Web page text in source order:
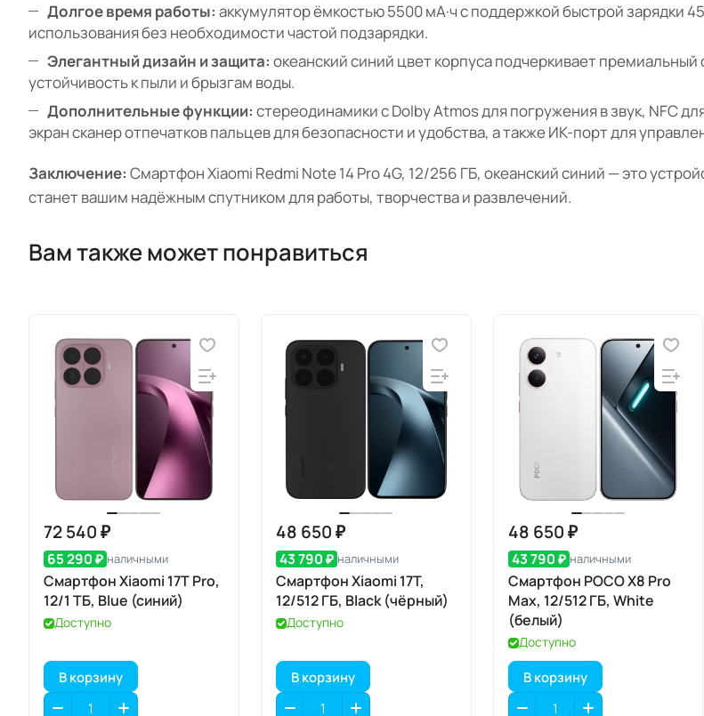
Долгое время работы: аккумулятор ёмкостью 5500 мА·ч с поддержкой быстрой зарядки
использования без необходимости частой подзарядки.
Элегантный дизайн и защита: океанский синий цвет корпуса подчеркивает
устойчивость к пыли и брызгам воды.
Дополнительные функции: стереодинамики с Dolby Atmos для погружения в звук, NFC
экран сканер отпечатков пальцев для безопасности и удобства, а также ИК-порт для
Заключение: Смартфон Xiaomi Redmi Note 14 Pro 4G, 12/256 ГБ, океанский синий — это
станет вашим надёжным спутником для работы, творчества и развлечений.
Вам также может понравиться
72 540 ₽
65 290 ₽ наличными
Смартфон Xiaomi 17T Pro,
12/1 ТБ, Blue (синий)
Доступно
В корзину
48 650 ₽
43 790 ₽ наличными
Смартфон Xiaomi 17T,
12/512 ГБ, Black (чёрный)
Доступно
В корзину
48 650 ₽
43 790 ₽ наличными
Смартфон POCO X8 Pro
Max, 12/512 ГБ, White
(белый)
Доступно
В корзину